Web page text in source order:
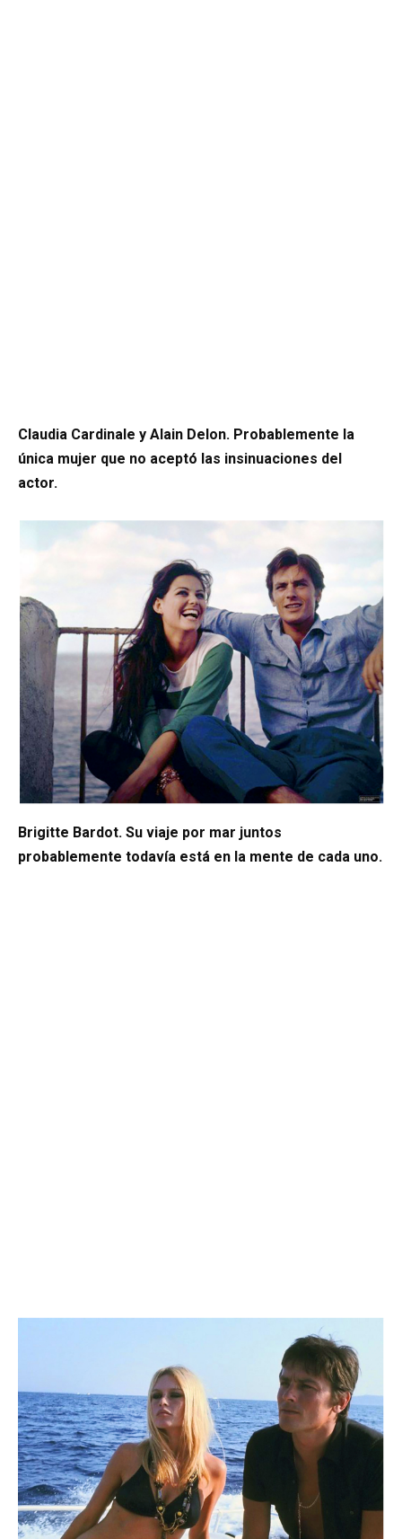
Claudia Cardinale y Alain Delon. Probablemente la
única mujer que no aceptó las insinuaciones del
actor.
Brigitte Bardot. Su viaje por mar juntos
probablemente todavía está en la mente de cada uno.